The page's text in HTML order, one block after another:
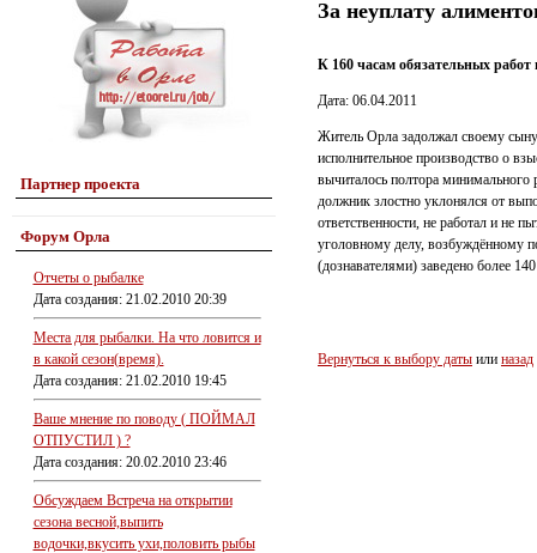
Партнер проекта
Форум Орла
Отчеты о рыбалке
Дата создания: 21.02.2010 20:39
Места для рыбалки. На что ловится и
в какой сезон(время).
Дата создания: 21.02.2010 19:45
Ваше мнение по поводу ( ПОЙМАЛ
ОТПУСТИЛ ) ?
Дата создания: 20.02.2010 23:46
Обсуждаем Встреча на открытии
сезона весной,выпить
водочки,вкусить ухи,половить рыбы
За неуплату
К 160 часам обязательных
Дата: 06.04.2011
Житель Орла задолжал своему
исполнительное производство о
вычиталось полтора
должник злостно уклонялся от
ответственности, не работал и не
уголовному делу, возбуждённому
(дознавателями) заведено более
Вернуться к выбору даты или назад